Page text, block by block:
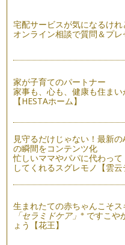
こんにちは、アクティブ野
の花の香りが漂い、秋の訪
ニンジンをもっと楽しもう♪
こんにちは！ アクティ
蝉の声から、少しずつ虫の声
＜食育＞が好き嫌いをへらし
こんにちは！ アクティ
月になり、長かった夏休み
変身上手な野菜～ナスぎらい
皆さん、こんにちは！ア
す。夏休みに入りましたね
皆さん、こんにちは！ア
です。７月に入り、まだま
宅配サービスが気になるけれ
オンライン相談で質問＆プ
家が子育てのパートナー
家事も、心も、健康も住まい
【HESTAホーム】
見守るだけじゃない！最新
の瞬間をコンテンツ化
忙しいママやパパに代わって
してくれるスグレモノ【雲云
生まれたての赤ちゃんこそ
「セラミドケア」※ ですこや
ょう【花王】